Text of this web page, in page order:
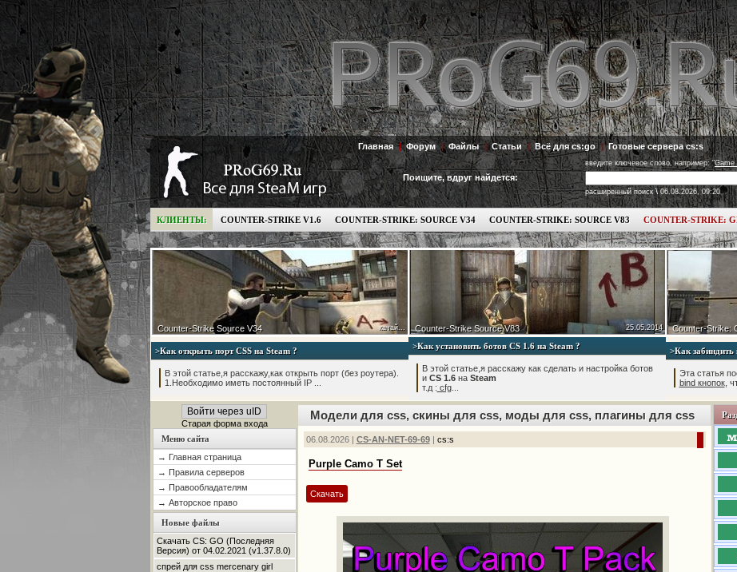
Главная | Форум | Файлы | Статьи | Всё для cs:go | Готовые сервера cs:s
Поищите, вдруг найдется:
введите ключевое слово, например: "Game
расширенный поиск \ 06.08.2026, 09:20
КЛИЕНТЫ: COUNTER-STRIKE V1.6 COUNTER-STRIKE: SOURCE V34 COUNTER-STRIKE: SOURCE V83 COUNTER-STRIKE:
качай...
Counter-Strike Source V34 25.05.2014
Counter-Strike Source V83 Counter-Strike:
>Как открыть порт CSS на Steam ?
В этой статье,я расскажу,как открыть порт (без роутера).
1.Необходимо иметь постоянный IP ...
>Как установить ботов СS 1.6 на Steam ?
В этой статье,я расскажу как сделать и настройка ботов
и CS 1.6на Steam
т.д : cfg...
>Как забиндить
Эта статья
bind кнопок,
Войти через uID
Старая форма входа
Меню сайта
→ Главная страница
→ Правила серверов
→ Правообладателям
→ Авторское право
Новые файлы
Скачать CS: GO (Последняя
Версия) от 04.02.2021 (v1.37.8.0)
спрей для css mercenary girl
Модели для css, скины для css, моды для css, плагины для css
06.08.2026 | CS-AN-NET-69-69| cs:s
Purple Camo T Set
Скачать